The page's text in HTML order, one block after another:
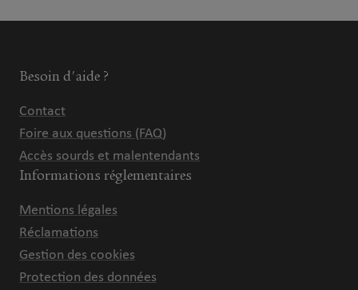
Besoin d'aide ?
Contact
Foire aux questions (FAQ)
Accès sourds et malentendants
Informations réglementaires
Mentions légales
Réclamations
Gestion des cookies
Protection des données